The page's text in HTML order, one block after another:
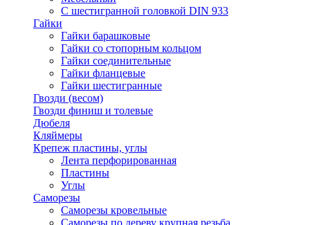
С шестигранной головкой DIN 933
Гайки
Гайки барашковые
Гайки со стопорным кольцом
Гайки соединительные
Гайки фланцевые
Гайки шестигранные
Гвозди (весом)
Гвозди финиш и толевые
Дюбеля
Кляймеры
Крепеж пластины, углы
Лента перфорированная
Пластины
Углы
Саморезы
Саморезы кровельные
Саморезы по дереву крупная резьба